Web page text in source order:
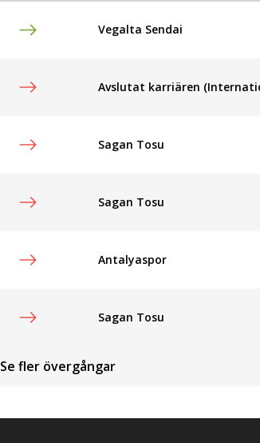
Vegalta Sendai
Avslutat karriären
Sagan Tosu
Sagan Tosu
Antalyaspor
Sagan Tosu
Se fler övergångar